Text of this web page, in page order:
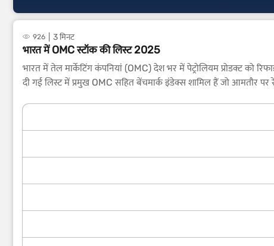
926 3 मिनट
भारत में OMC स्टॉक की लिस्ट 2025
भारत में तेल मार्केटिंग कंपनियां (OMC) देश भर में पेट्रोलियम प्रोडक्ट को
दी गई लिस्ट में प्रमुख OMC सहित बेंचमार्क इंडेक्स शामिल हैं जो आमतौर